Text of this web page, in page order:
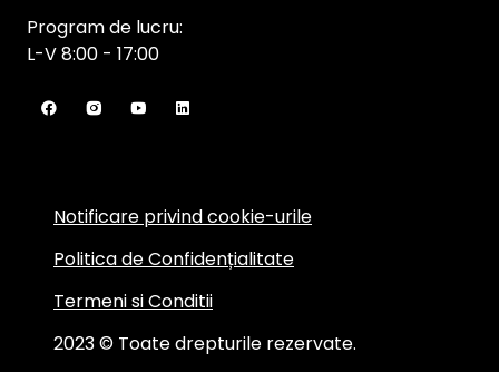
Program de lucru:
L-V 8:00 - 17:00
2023 © Toate drepturile rezervate.
Notificare privind cookie-urile
Politica de Confidențialitate
Termeni si Conditii